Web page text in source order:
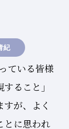
紀
ている皆様
ること」
が、よく
とに思われ